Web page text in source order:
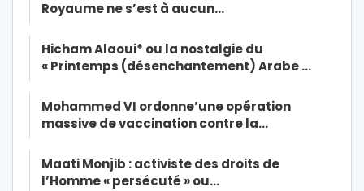
Royaume ne s’est à aucun…
Hicham Alaoui* ou la nostalgie du
« Printemps (désenchantement) Arabe …
Mohammed VI ordonne’une opération
massive de vaccination contre la…
Maati Monjib : activiste des droits de
l’Homme « persécuté » ou…